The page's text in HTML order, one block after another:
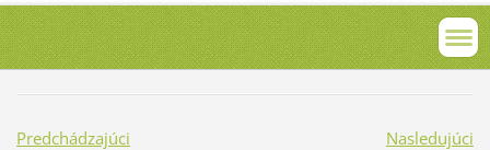
Predchádzajúci
Nasledujúci